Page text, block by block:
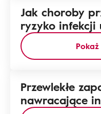
Jak choroby
ryzyko infekcji
Przewlekłe
nawracające